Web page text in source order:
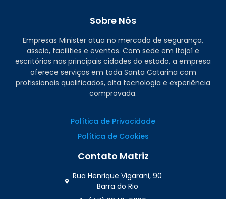
Sobre Nós
Empresas Minister atua no mercado de segurança,
asseio, facilities e eventos. Com sede em Itajaí e
escritórios nas principais cidades do estado, a empresa
oferece serviços em toda Santa Catarina com
profissionais qualificados, alta tecnologia e experiência
comprovada.
Política de Privacidade
Política de Cookies
Contato Matriz
Rua Henrique Vigarani, 90
Barra do Rio